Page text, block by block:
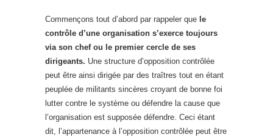
Commençons tout d’abord par rappeler que le
contrôle d’une organisation s’exerce toujours
via son chef ou le premier cercle de ses
dirigeants. Une structure d’opposition contrôlée
peut être ainsi dirigée par des traîtres tout en étant
peuplée de militants sincères croyant de bonne foi
lutter contre le système ou défendre la cause que
l’organisation est supposée défendre. Ceci étant
dit, l’appartenance à l’opposition contrôlée peut être